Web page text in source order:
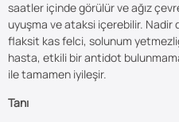
saatler içinde görülür ve ağız
uyuşma ve ataksi içerebilir.
flaksit kas felci, solunum
hasta, etkili bir antidot
ile tamamen iyileşir.
Tanı